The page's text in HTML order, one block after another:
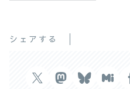
シェアする